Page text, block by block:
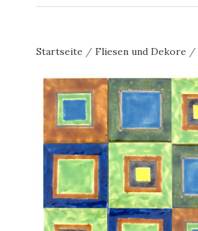
Startseite / Fliesen und Dekore /